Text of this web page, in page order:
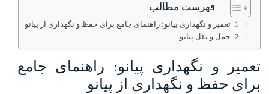
فهرست مطالب
تعمیر و نگهداری پیانو: راهنمای جامع برای حفظ و نگهداری از پیانو
حمل و نقل پیانو
تعمیر و نگهداری پیانو: راهنمای جامع
برای حفظ و نگهداری از پیانو